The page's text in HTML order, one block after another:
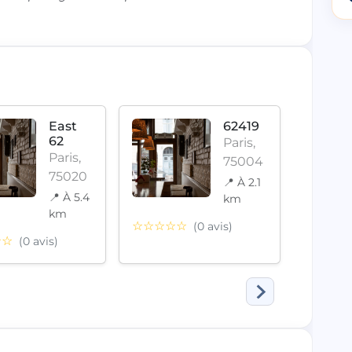
East
62
Paris,
75020
📍 À 5.4
km
(0 avis)
62419
Paris,
75004
📍 À 2.1
km
☆☆☆☆☆ (0 avis)